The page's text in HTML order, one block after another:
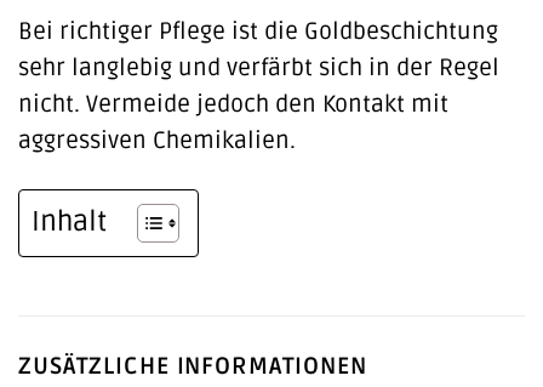
Bei richtiger Pflege ist die Goldbeschichtung
sehr langlebig und verfärbt sich in der Regel
nicht. Vermeide jedoch den Kontakt mit
aggressiven Chemikalien.
Inhalt
ZUSÄTZLICHE INFORMATIONEN